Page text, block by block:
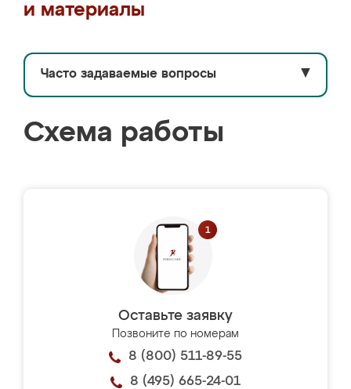
и материалы
Часто задаваемые вопросы ▼
Схема работы
Оставьте заявку
Позвоните по номерам
8 (800) 511-89-55
8 (495) 665-24-01